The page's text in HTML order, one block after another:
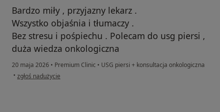
Bardzo miły , przyjazny lekarz .
Wszystko objaśnia i tłumaczy .
Bez stresu i pośpiechu . Polecam do usg piersi ,
duża wiedza onkologiczna
20 maja 2026 • Premium Clinic • USG piersi + konsultacja onkologiczna
• w opinii użytkownika A.B
zgłoś nadużycie